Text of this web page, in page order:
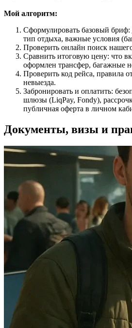
Мой алгоритм:
Сформулировать базовый
тип отдыха, важные условия
Проверить онлайн поиск
Сравнить итоговую цену: что
оформлен трансфер, багажные
Проверить код рейса, правила
невыезда.
Забронировать и оплатить:
шлюзы (LiqPay, Fondy),
публичная оферта в личном
Документы, визы и